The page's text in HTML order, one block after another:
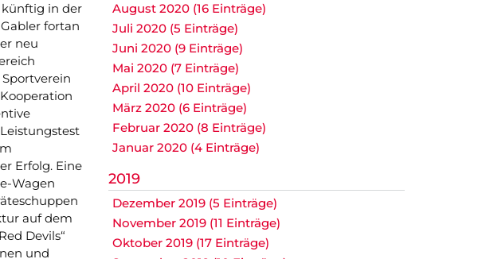
künftig in der
fortan
neu
Erfolg. Eine
Wagen
auf dem
Devils“
und
August 2020 (16 Einträge)
Juli 2020 (5 Einträge)
Juni 2020 (9 Einträge)
Mai 2020 (7 Einträge)
April 2020 (10 Einträge)
März 2020 (6 Einträge)
Februar 2020 (8 Einträge)
Januar 2020 (4 Einträge)
2019
Dezember 2019 (5 Einträge)
November 2019 (11 Einträge)
Oktober 2019 (17 Einträge)